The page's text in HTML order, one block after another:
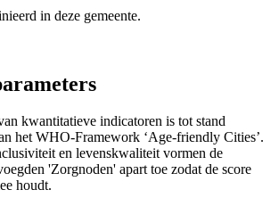
in deze gemeente.
kwantitatieve indicatoren is tot stand
het WHO-Framework ‘Age-friendly Cities’.
en levenskwaliteit vormen de
'Zorgnoden' apart toe zodat de score
houdt.